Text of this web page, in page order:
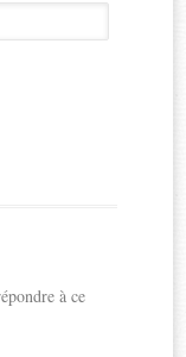
à ce